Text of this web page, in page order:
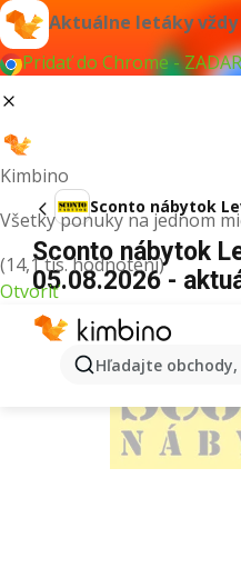
Aktuálne letáky
Pridať do Chrome -
Kimbino
Všetky ponuky na jednom
(14,1 tis. hodnotení)
Otvoriť
Hľadajte
Sconto nábytok
Sconto nábytok
05.08.2026 -